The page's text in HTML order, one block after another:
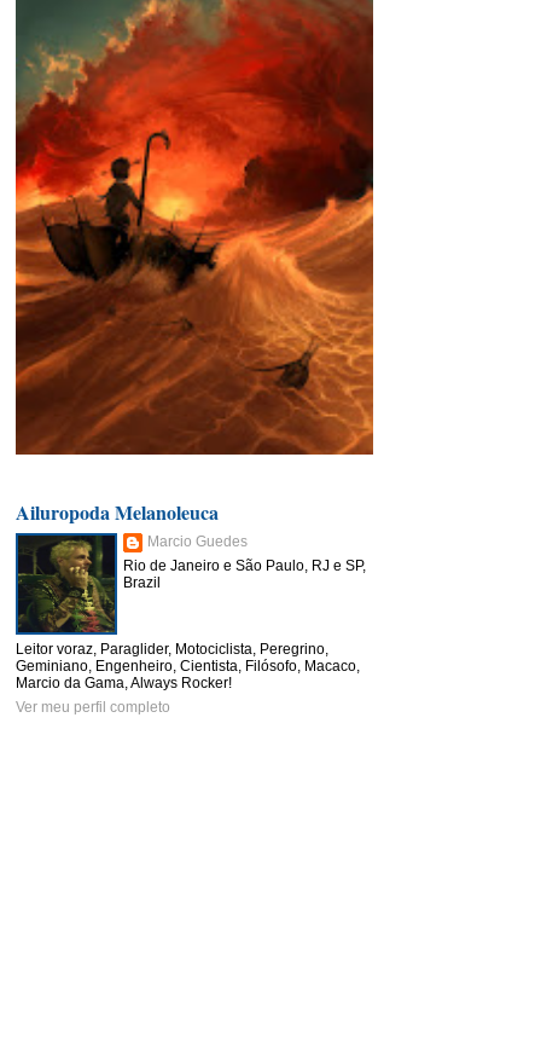
Ailuropoda Melanoleuca
Marcio Guedes
Rio de Janeiro e São Paulo, RJ e SP,
Brazil
Leitor voraz, Paraglider, Motociclista, Peregrino,
Geminiano, Engenheiro, Cientista, Filósofo, Macaco,
Marcio da Gama, Always Rocker!
Ver meu perfil completo